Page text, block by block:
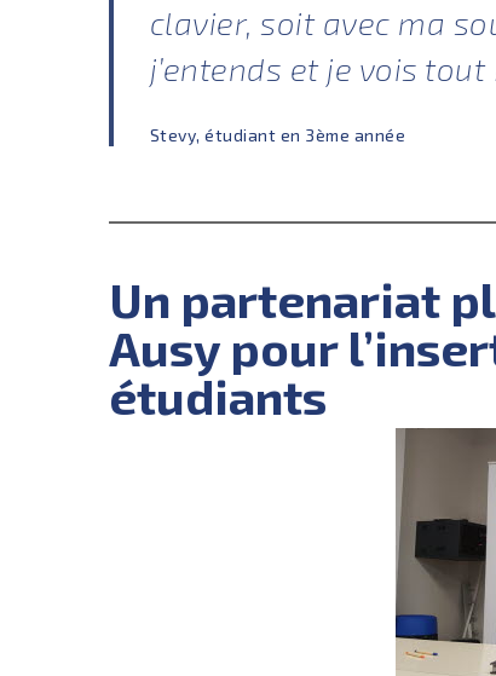
clavier, soit avec ma
j’entends et je vois tout
Stevy, étudiant en 3ème année
Un partenariat
Ausy pour
étudiants